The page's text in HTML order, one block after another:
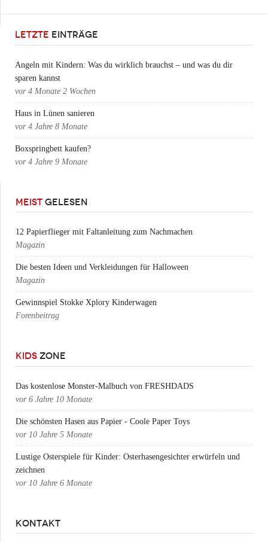
LETZTE EINTRÄGE
Angeln mit Kindern: Was du wirklich brauchst – und was du dir
sparen kannst
vor 4 Monate 2 Wochen
Haus in Lünen sanieren
vor 4 Jahre 8 Monate
Boxspringbett kaufen?
vor 4 Jahre 9 Monate
MEIST GELESEN
12 Papierflieger mit Faltanleitung zum Nachmachen
Magazin
Die besten Ideen und Verkleidungen für Halloween
Magazin
Gewinnspiel Stokke Xplory Kinderwagen
Forenbeitrag
KIDS ZONE
Das kostenlose Monster-Malbuch von FRESHDADS
vor 6 Jahre 10 Monate
Die schönsten Hasen aus Papier - Coole Paper Toys
vor 10 Jahre 5 Monate
Lustige Osterspiele für Kinder: Osterhasengesichter erwürfeln und
zeichnen
vor 10 Jahre 6 Monate
KONTAKT